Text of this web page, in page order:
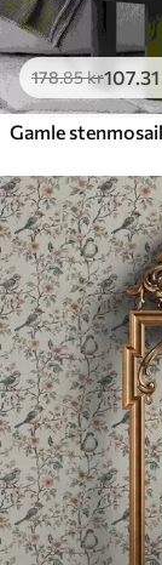
178.85kr107.31